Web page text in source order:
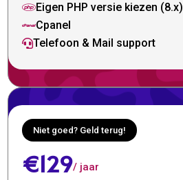
Eigen PHP versie kiezen (8.x)
Cpanel
Telefoon & Mail support
Niet goed? Geld terug!
€129/ jaar